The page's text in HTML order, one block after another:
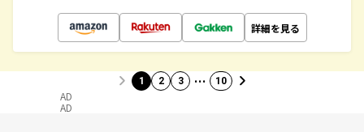
詳細を見る
1 2 3 … 10
AD
AD